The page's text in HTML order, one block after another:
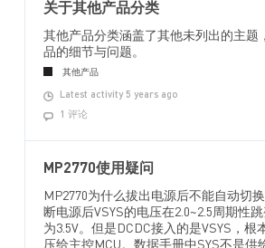
关于其他产品分类
其他产品分类涵盖了其他未列出的主题
品的细节与问题。
其他产品
Latest activity 5 years ago
1 评论
MP2770使用疑问
MP2770为什么拔出电源后不能自动切
断电源后VSYS的电压在2.0~2.5周期性
为3.5V。但是DCDC接入的是VSYS，根
压给主控MCU。数据手册中SYS不是供